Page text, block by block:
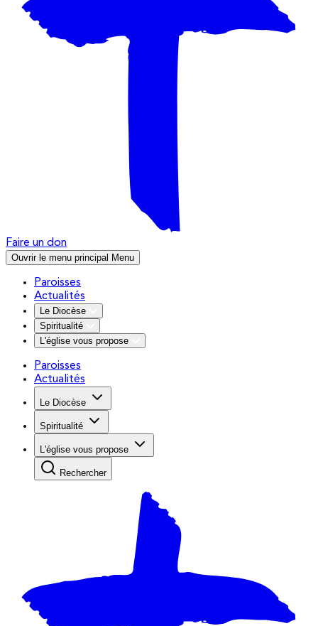
Faire un don
Ouvrir le menu principal Menu
Paroisses
Actualités
Le Diocèse
Spiritualité
L'église vous propose
Paroisses
Actualités
Le Diocèse
Spiritualité
L'église vous propose
Rechercher